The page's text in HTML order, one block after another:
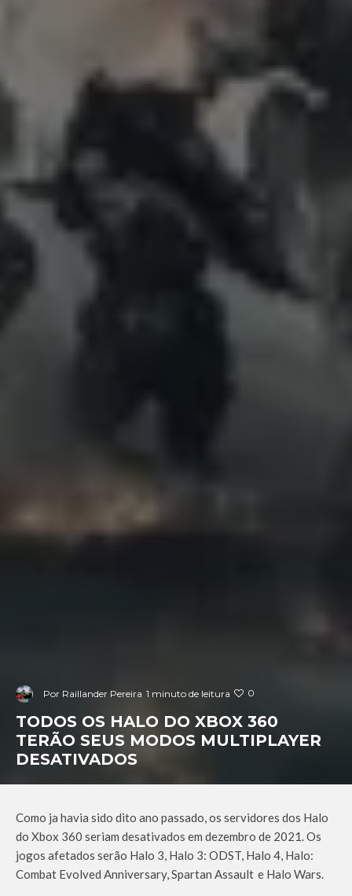
Por Raillander Pereira 1 minuto de leitura 0
TODOS OS HALO DO XBOX 360
TERÃO SEUS MODOS MULTIPLAYER
DESATIVADOS
Como ja havia sido dito ano passado, os servidores dos Halo
do Xbox 360 seriam desativados em dezembro de 2021. Os
jogos afetados serão Halo 3, Halo 3: ODST, Halo 4, Halo:
Combat Evolved Anniversary, Spartan Assault e Halo Wars.